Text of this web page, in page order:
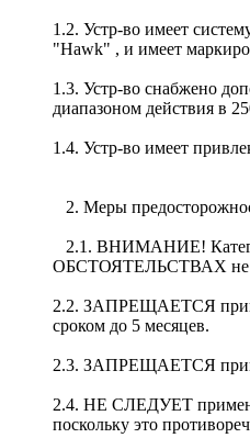
1.2. Устр-во имеет
"Hawk" , и имеет
1.3. Устр-во снабжено
диапазоном действия в
1.4. Устр-во имеет
2. Меры
2.1. ВНИМАНИЕ!
ОБСТОЯТЕЛЬСТВАХ не
2.2. ЗАПРЕЩАЕТСЯ
сроком до 5 месяцев.
2.3. ЗАПРЕЩАЕТСЯ
2.4. НЕ СЛЕДУЕТ
поскольку это